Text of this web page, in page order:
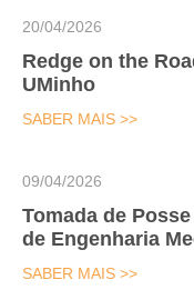
Redge on the
UMinho
20/04/2026
SABER MAIS >>
Tomada de
de Engenharia
09/04/2026
SABER MAIS >>